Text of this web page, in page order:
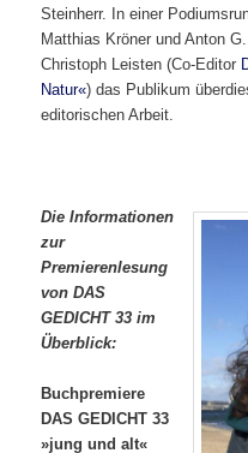
Steinherr. In einer
Matthias Kröner und Anton
Christoph Leisten (Co-Editor
Natur«) das Publikum
editorischen Arbeit.
Die Informationen
zur
Premierenlesung
von DAS
GEDICHT 33 im
Überblick:
Buchpremiere
DAS GEDICHT 33
»jung und alt«